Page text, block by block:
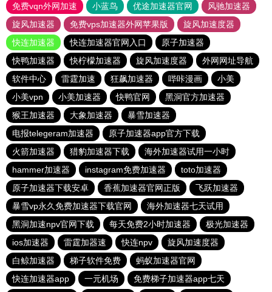
免费vqn外网加速
小蓝鸟 优途加速器官网
风驰加速器
旋风加速器
免费vps加速器外网苹果版
旋风加速度器
快连加速器
快连加速器官网入口
原子加速器
快鸭加速器
快柠檬加速器 旋风加速度器
外网网址导航
软件中心
雷霆加速 狂飙加速器 哔咔漫画
小美
小美vpn
小美加速器 快鸭官网
黑洞官方加速器
猴王加速器
大象加速器
暴雪加速器
电报telegeram加速器
原子加速器app官方下载
火箭加速器
猎豹加速器下载
海外加速器试用一小时
hammer加速器
instagram免费加速器
toto加速器
原子加速器下载安卓
香蕉加速器官网正版
飞跃加速器
暴雪vp永久免费加速器下载官网
海外加速器七天试用
黑洞加速npv官网下载
每天免费2小时加速器
极光加速器
ios加速器
雷霆加器速 快连npv
旋风加速度器
白鲸加速器
梯子软件免费
蚂蚁加速器官网
快连加速器app
一元机场 免费梯子加速器app七天